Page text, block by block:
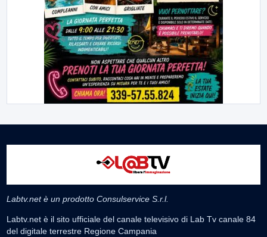
Labtv.net è un prodotto Consulservice S.r.l.
Labtv.net è il sito ufficiale del canale televisivo di Lab Tv canale 84
del digitale terrestre Regione Campania